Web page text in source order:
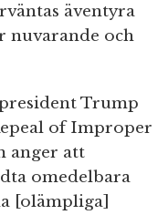
äventyra
nuvarande och
Trump
of Improper
anger att
omedelbara
[olämpliga]